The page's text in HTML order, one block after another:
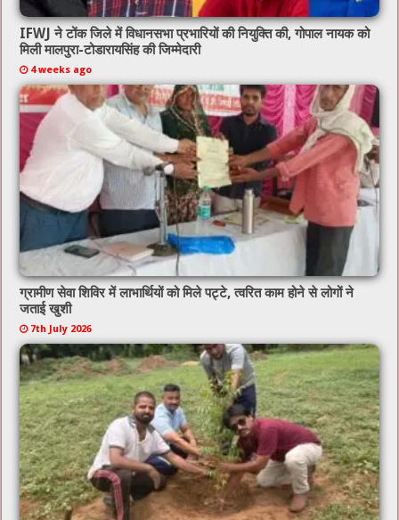
IFWJ ने टोंक जिले में विधानसभा प्रभारियों की नियुक्ति की, गोपाल नायक को
मिली मालपुरा-टोडारायसिंह की जिम्मेदारी
4 weeks ago
ग्रामीण सेवा शिविर में लाभार्थियों को मिले पट्टे, त्वरित काम होने से लोगों ने
जताई खुशी
7th July 2026